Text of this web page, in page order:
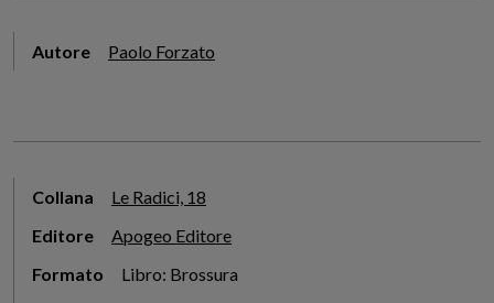
Autore Paolo Forzato
Collana
Le Radici, 18
Editore
Apogeo Editore
Formato
Libro: Brossura